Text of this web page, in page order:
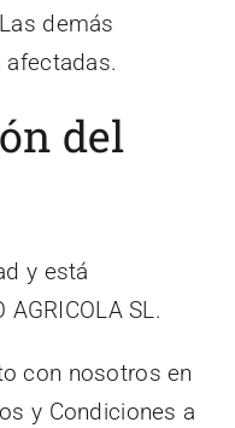
demás
del
y está
SL.
con nosotros en
y Condiciones a